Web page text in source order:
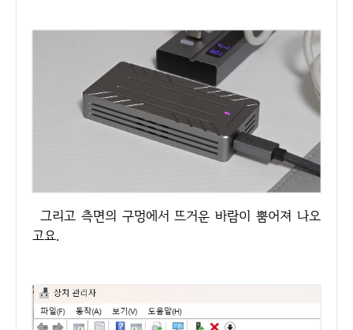
그리고 측면의 구멍에서 뜨거운 바람이 뿜어져 나오
고요.